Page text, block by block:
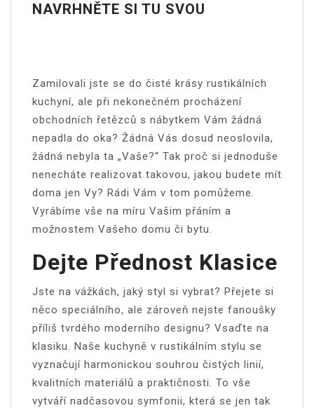
NAVRHNĚTE SI TU SVOU
Zamilovali jste se do čisté krásy rustikálních
kuchyní, ale při nekonečném procházení
obchodních řetězců s nábytkem Vám žádná
nepadla do oka? Žádná Vás dosud neoslovila,
žádná nebyla ta „Vaše?“ Tak proč si jednoduše
nenecháte realizovat takovou, jakou budete mít
doma jen Vy? Rádi Vám v tom pomůžeme.
Vyrábíme vše na míru Vašim přáním a
možnostem Vašeho domu či bytu.
Dejte Přednost Klasice
Jste na vážkách, jaký styl si vybrat? Přejete si
něco speciálního, ale zároveň nejste fanoušky
příliš tvrdého moderního designu? Vsaďte na
klasiku. Naše kuchyně v rustikálním stylu se
vyznačují harmonickou souhrou čistých linií,
kvalitních materiálů a praktičnosti. To vše
vytváří nadčasovou symfonii, která se jen tak